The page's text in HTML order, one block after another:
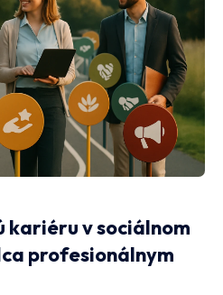
kariéru v sociálnom
profesionálnym